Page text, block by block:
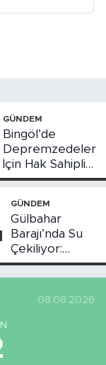
GÜNDEM
Bingöl’de
Depremzedeler
İçin Hak Sahipliği
Askı Süreci
GÜNDEM
Gülbahar
Barajı’nda Su
Çekiliyor:
Piknikçi Sayısı
Azaldı
08.08.2026